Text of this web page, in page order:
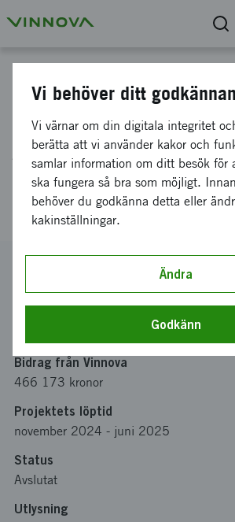
Katalytisk reduktion
gas till fast kol - mot
emissionsfri
(CatCO2)
Bidrag från Vinnova
466 173 kronor
Projektets löptid
november 2024 - juni 2025
Status
Avslutat
Utlysning
Vi behöver ditt
Vi värnar om din digitala integritet
berätta att vi använder kakor och
samlar information om ditt besök för
ska fungera så bra som möjligt.
behöver du godkänna detta eller
kakinställningar.
Ändra
Godkänn